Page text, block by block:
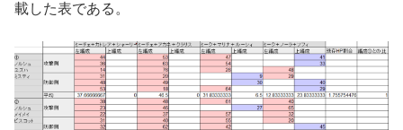
載した表である。